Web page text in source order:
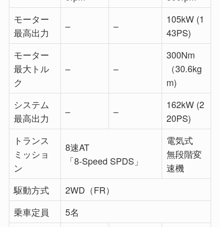
モーター
最高出力
– –
105kW (1
43PS)
モーター
最大トル
ク
– –
300Nm
（30.6kg
m)
システム
最高出力
– –
162kW (2
20PS)
トランス
ミッショ
ン
8速AT
「8-Speed SPDS」
電気式
無段階変
速機
駆動方式
2WD（FR）
乗車定員
5名